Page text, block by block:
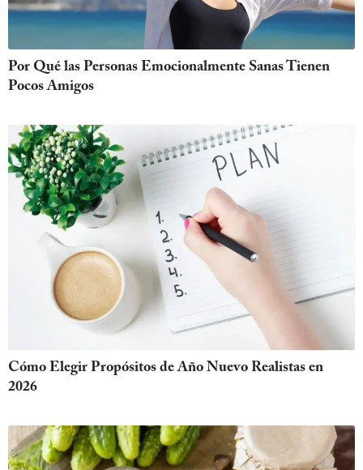
Por Qué las Personas Emocionalmente Sanas Tienen
Pocos Amigos
Cómo Elegir Propósitos de Año Nuevo Realistas en
2026